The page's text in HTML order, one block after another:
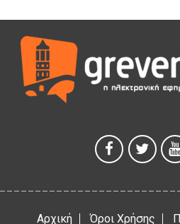
Ευχαριστήριο Εκπολιτιστικού
Παρασχάκη Αθανάσιο
5 Αυγούστου 2026
Διακοπή υδροδότησης του Α΄
5 Αυγούστου 2026
5 Αυγούστου 2026
Αρχική Όροι Χρήσης